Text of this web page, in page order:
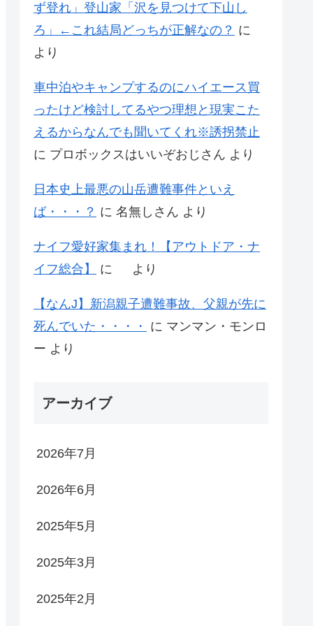
ず登れ」登山家「沢を見つけて下山し
ろ」←これ結局どっちが正解なの？ に
より
車中泊やキャンプするのにハイエース買
ったけど検討してるやつ理想と現実こた
えるからなんでも聞いてくれ※誘拐禁止
に プロボックスはいいぞおじさん より
日本史上最悪の山岳遭難事件といえ
ば・・・？ に 名無しさん より
ナイフ愛好家集まれ！【アウトドア・ナ
イフ総合】
に より
【なんJ】新潟親子遭難事故、父親が先に
死んでいた・・・・
に マンマン・モンロ
ー より
アーカイブ
2026年7月
2026年6月
2025年5月
2025年3月
2025年2月